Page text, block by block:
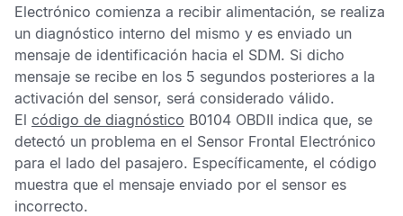
Electrónico comienza a recibir alimentación, se realiza
un diagnóstico interno del mismo y es enviado un
mensaje de identificación hacia el SDM. Si dicho
mensaje se recibe en los 5 segundos posteriores a la
activación del sensor, será considerado válido.
El código de diagnóstico B0104 OBDII indica que, se
detectó un problema en el Sensor Frontal Electrónico
para el lado del pasajero. Específicamente, el código
muestra que el mensaje enviado por el sensor es
incorrecto.